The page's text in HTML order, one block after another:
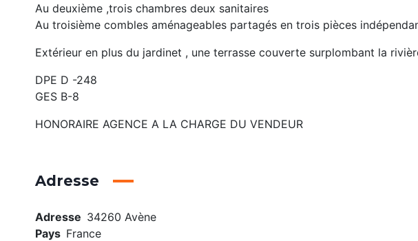
Au deuxième ,trois chambres deux sanitaires
Au troisième combles aménageables partagés en trois pièces
Extérieur en plus du jardinet , une terrasse couverte surplombant la
DPE D -248
GES B-8
HONORAIRE AGENCE A LA CHARGE DU VENDEUR
Adresse
Adresse 34260 Avène
Pays France